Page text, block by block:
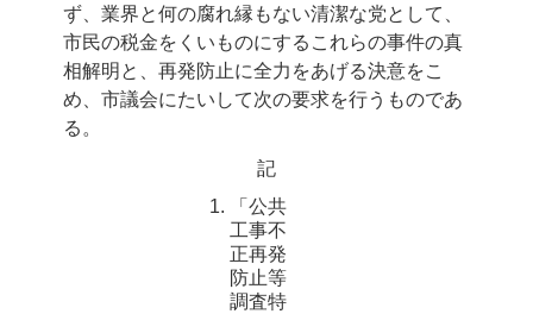
ず、業界と何の腐れ縁もない清潔な党として、
市民の税金をくいものにするこれらの事件の真
相解明と、再発防止に全力をあげる決意をこ
め、市議会にたいして次の要求を行うものであ
る。
記
「公共
工事不
正再発
防止等
調査特